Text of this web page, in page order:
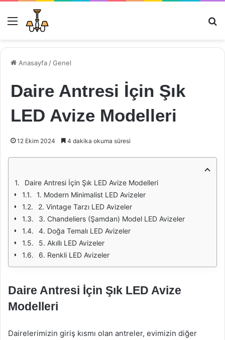
Menü
Anasayfa /Genel
Daire Antresi İçin Şık
LED Avize Modelleri
12 Ekim 2024 4 dakika okuma süresi
Daire Antresi İçin Şık LED Avize Modelleri
1. Modern Minimalist LED Avizeler
2. Vintage Tarzı LED Avizeler
3. Chandeliers (Şamdan) Model LED Avizeler
4. Doğa Temalı LED Avizeler
5. Akıllı LED Avizeler
6. Renkli LED Avizeler
Daire Antresi İçin Şık LED Avize
Modelleri
Dairelerimizin giriş kısmı olan antreler, evimizin diğer